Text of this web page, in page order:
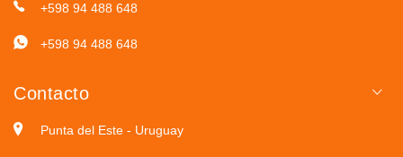
+598 94 488 648
+598 94 488 648
Contacto
Punta del Este - Uruguay